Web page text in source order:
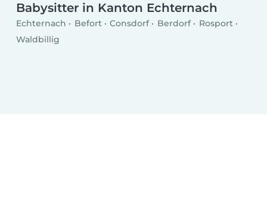
Babysitter in Kanton Echternach
Echternach Befort Consdorf Berdorf
Rosport
Waldbillig